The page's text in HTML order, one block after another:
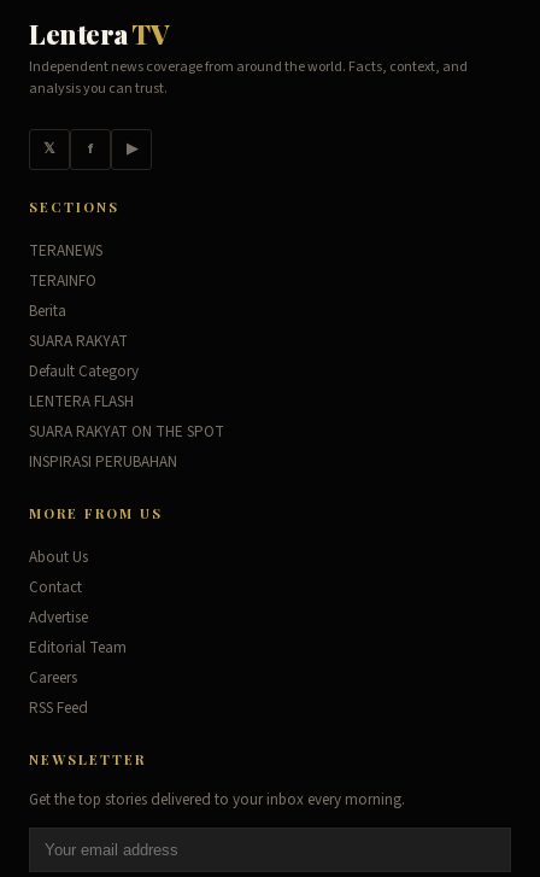
LenteraTV
Independent news coverage from around the world. Facts, context, and
analysis you can trust.
𝕏 f ▶
SECTIONS
TERANEWS
TERAINFO
Berita
SUARA RAKYAT
Default Category
LENTERA FLASH
SUARA RAKYAT ON THE SPOT
INSPIRASI PERUBAHAN
MORE FROM US
About Us
Contact
Advertise
Editorial Team
Careers
RSS Feed
NEWSLETTER
Get the top stories delivered to your inbox every morning.